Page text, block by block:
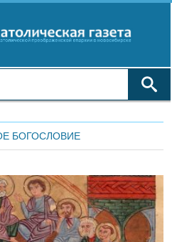
БОГОСЛОВИЕ